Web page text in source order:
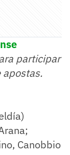
participar
apostas.
Canobbio